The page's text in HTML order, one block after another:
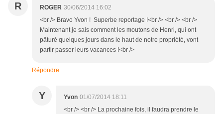
R ROGER 30/06/2014 16:02
<br /> Bravo Yvon ! Superbe reportage !<br /> <br /> <br />
Maintenant je sais comment les moutons de Henri, qui ont
pâturé quelques jours dans le haut de notre propriété, vont
partir passer leurs vacances !<br />
Répondre
Y Yvon 01/07/2014 18:11
<br /> <br /> La prochaine fois, il faudra prendre le